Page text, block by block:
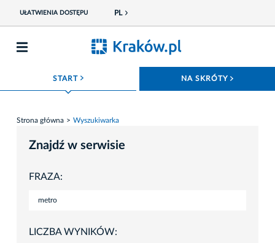
UŁATWIENIA DOSTĘPU PL
START ROZWIŃ MENU NA SKRÓTY
Strona główna Wyszukiwarka
Znajdź w serwisie
FRAZA:
LICZBA WYNIKÓW: